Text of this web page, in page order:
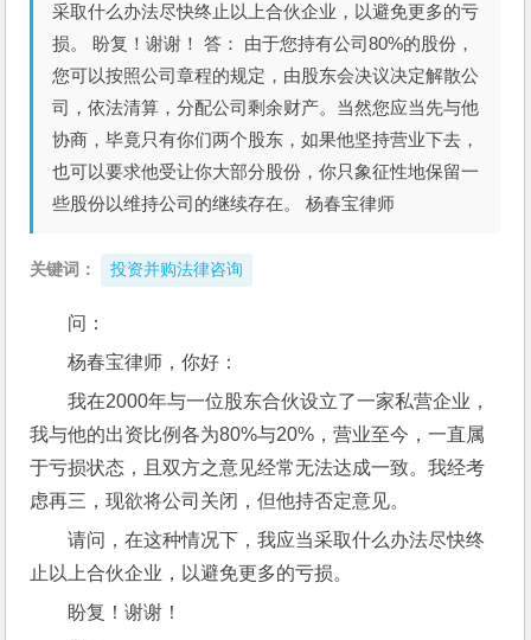
采取什么办法尽快终止以上合伙企业，以避免更多的亏
损。 盼复！谢谢！ 答： 由于您持有公司80%的股份，
您可以按照公司章程的规定，由股东会决议决定解散公
司，依法清算，分配公司剩余财产。当然您应当先与他
协商，毕竟只有你们两个股东，如果他坚持营业下去，
也可以要求他受让你大部分股份，你只象征性地保留一
些股份以维持公司的继续存在。 杨春宝律师
关键词： 投资并购法律咨询
问：
杨春宝律师，你好：
我在2000年与一位股东合伙设立了一家私营企业，
我与他的出资比例各为80%与20%，营业至今，一直属
于亏损状态，且双方之意见经常无法达成一致。我经考
虑再三，现欲将公司关闭，但他持否定意见。
请问，在这种情况下，我应当采取什么办法尽快终
止以上合伙企业，以避免更多的亏损。
盼复！谢谢！